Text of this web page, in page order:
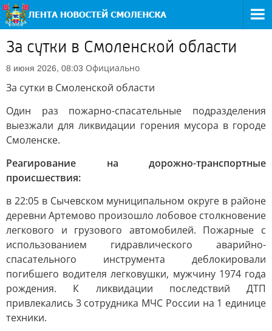
За сутки в Смоленской области
8 июня 2026, 08:03 Официально
За сутки в Смоленской области
Один раз пожарно-спасательные подразделения
выезжали для ликвидации горения мусора в городе
Смоленске.
Реагирование на дорожно-транспортные
происшествия:
в 22:05 в Сычевском муниципальном округе в районе
деревни Артемово произошло лобовое столкновение
легкового и грузового автомобилей. Пожарные с
использованием гидравлического аварийно-
спасательного инструмента деблокировали
погибшего водителя легковушки, мужчину 1974 года
рождения. К ликвидации последствий ДТП
привлекались 3 сотрудника МЧС России на 1 единице
техники.